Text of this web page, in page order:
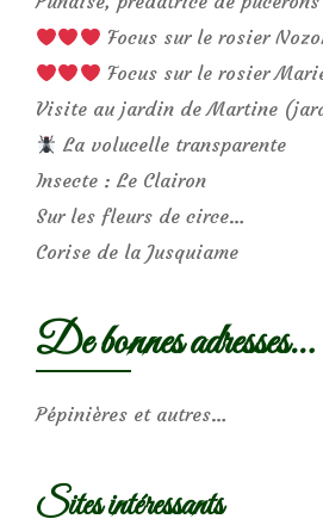
Focus sur le rosier
Focus sur le rosier
Visite au jardin de Martine
La volucelle transparente
Insecte : Le Clairon
Sur les fleurs de circe…
Corise de la Jusquiame
De bonnes adresses…
Pépinières et autres…
Sites intéressants